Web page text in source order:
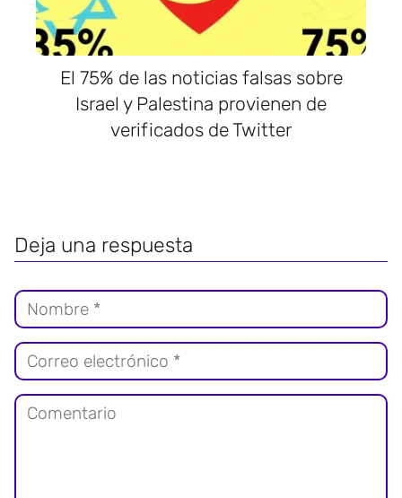
El 75% de las noticias falsas sobre
Israel y Palestina provienen de
verificados de Twitter
Deja una respuesta